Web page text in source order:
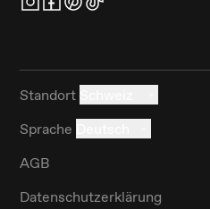
Standort
Sprache
AGB
Datenschutzerklärung